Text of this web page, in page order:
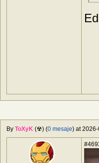
By ToXyK (☢) (0 mesaje) at